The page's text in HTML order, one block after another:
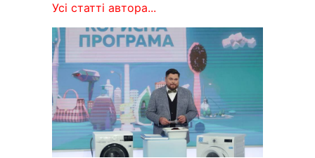
Усі статті автора...